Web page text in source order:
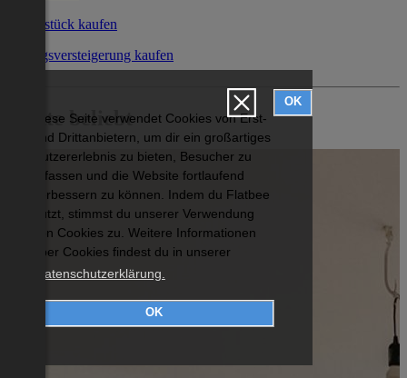
Diese Seite verwendet Cookies von Erst-
und Drittanbietern, um dir ein großartiges
Nutzererlebnis zu bieten, Besucher zu
erfassen und die Website fortlaufend
verbessern zu können. Indem du Flatbee
nutzt, stimmst du unserer Verwendung
von Cookies zu. Weitere Informationen
über Cookies findest du in unserer
Datenschutzerklärung.
OK
OK
Grundstück kaufen
Zwangsversteigerung kaufen
Heute beliebt